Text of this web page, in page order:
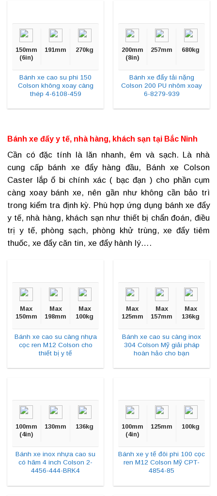
150mm
(6in)
191mm 270kg
Bánh xe cao su phi 150
Colson không xoay càng
thép 4-6108-459
200mm
(8in)
257mm 680kg
Bánh xe đẩy tải nặng
Colson 200 PU nhôm xoay
6-8279-939
Bánh xe đẩy y tế, nhà hàng, khách sạn tại Bắc Ninh
Cần có đặc tính là lăn nhanh, êm và sạch. Là nhà
cung cấp bánh xe đẩy hàng đầu, Bánh xe Colson
Caster lắp ổ bi chính xác ( bạc đạn ) cho phần cụm
càng xoay bánh xe, nên gần như không cần bảo trì
trong kiểm tra định kỳ. Phù hợp ứng dụng bánh xe đẩy
y tế, nhà hàng, khách sạn như thiết bị chẩn đoán, điều
trị y tế, phòng sạch, phòng khử trùng, xe đẩy tiêm
thuốc, xe đẩy căn tin, xe đẩy hành lý….
Max
150mm
Max
198mm
Max
100kg
Bánh xe cao su càng nhựa
cọc ren M12 Colson cho
thiết bị y tế
Max
125mm
Max
157mm
Max
136kg
Bánh xe cao su càng inox
304 Colson Mỹ giải pháp
hoàn hảo cho bạn
100mm
(4in)
130mm 136kg
Bánh xe inox nhựa cao su
có hãm 4 inch Colson 2-
4456-444-BRK4
100mm
(4in)
125mm 100kg
Bánh xe y tế đôi phi 100 cọc
ren M12 Colson Mỹ CPT-
4854-85